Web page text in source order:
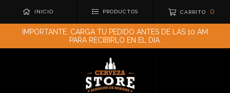
INICIO PRODUCTOS CARRITO 0
IMPORTANTE: CARGA TU PEDIDO ANTES DE LAS 10 AM
PARA RECIBIRLO EN EL DIA.